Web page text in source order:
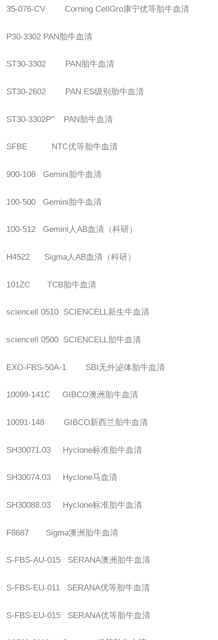
35-076-CV Corning CellGro康宁优等胎牛血清
P30-3302 PAN 胎牛血清
ST30-3302 PAN 胎牛血清
ST30-2602 PAN ES级别胎牛血清
ST30-3302P" PAN 胎牛血清
SFBE NTC优等胎牛血清
900-108 Gemini胎牛血清
100-500 Gemini 胎牛血清
100-512 Gemini 人AB血清（科研）
H4522 Sigma人AB血清（科研）
101ZC TCB胎牛血清
sciencell 0510 SCIENCELL新生牛血清
sciencell 0500 SCIENCELL胎牛血清
EXO-FBS-50A-1 SBI无外泌体胎牛血清
10099-141C GIBCO澳洲胎牛血清
10091-148 GIBCO新西兰胎牛血清
SH30071.03 Hyclone标准胎牛血清
SH30074.03 Hyclone马血清
SH30088.03 Hyclone标准胎牛血清
F8687 Sigma澳洲胎牛血清
S-FBS-AU-015 SERANA澳洲胎牛血清
S-FBS-EU-011 SERANA优等胎牛血清
S-FBS-EU-015 SERANA优等胎牛血清